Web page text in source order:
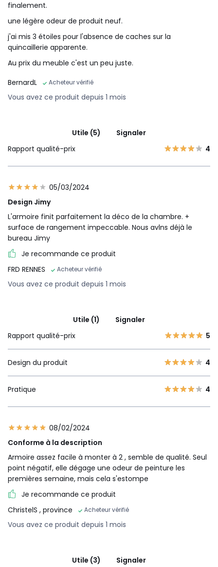
finalement.
une légère odeur de produit neuf.
j'ai mis 3 étoiles pour l'absence de caches sur la
quincaillerie apparente.
Au prix du meuble c'est un peu juste.
BernardL
Acheteur vérifié
Vous avez ce produit depuis 1 mois
Utile (5)
Signaler
Rapport qualité-prix
4
05/03/2024
Design Jimy
L'armoire finit parfaitement la déco de la chambre. +
surface de rangement impeccable. Nous avlns déjà le
bureau Jimy
Je recommande ce produit
FRD RENNES
Acheteur vérifié
Vous avez ce produit depuis 1 mois
Utile (1)
Signaler
Rapport qualité-prix
5
Design du produit 4
Pratique 4
08/02/2024
Conforme à la description
Armoire assez facile à monter à 2 , semble de qualité. Seul
point négatif, elle dégage une odeur de peinture les
premières semaine, mais cela s'estompe
Je recommande ce produit
ChristelS , province Acheteur vérifié
Vous avez ce produit depuis 1 mois
Utile (3)
Signaler